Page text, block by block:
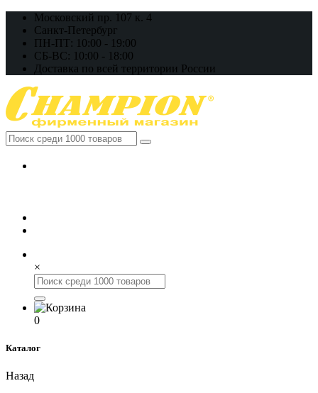
Московский пр. 107 к. 4
Санкт-Петербург
ПН-ПТ: 10:00 - 19:00
СБ-ВС: 10:00 - 18:00
Доставка по всей территории России
×
0
Каталог
Назад